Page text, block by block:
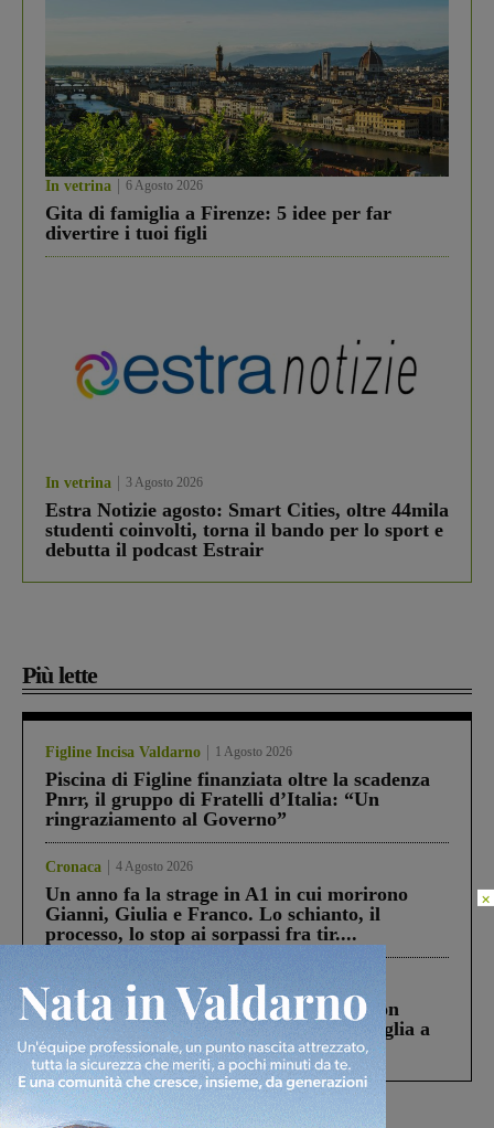
In vetrina 6 Agosto 2026
Gita di famiglia a Firenze: 5 idee per far
divertire i tuoi figli
In vetrina 3 Agosto 2026
Estra Notizie agosto: Smart Cities, oltre 44mila
studenti coinvolti, torna il bando per lo sport e
debutta il podcast Estrair
Più lette
Figline Incisa Valdarno 1 Agosto 2026
Piscina di Figline finanziata oltre la scadenza
Pnrr, il gruppo di Fratelli d’Italia: “Un
ringraziamento al Governo”
Cronaca 4 Agosto 2026
Un anno fa la strage in A1 in cui morirono
Gianni, Giulia e Franco. Lo schianto, il
processo, lo stop ai sorpassi fra tir....
Cronaca
Scomparso da una struttura di Castiglion
Fiorentino l’uomo che aveva ucciso la figlia a
Levane nel 2020
×